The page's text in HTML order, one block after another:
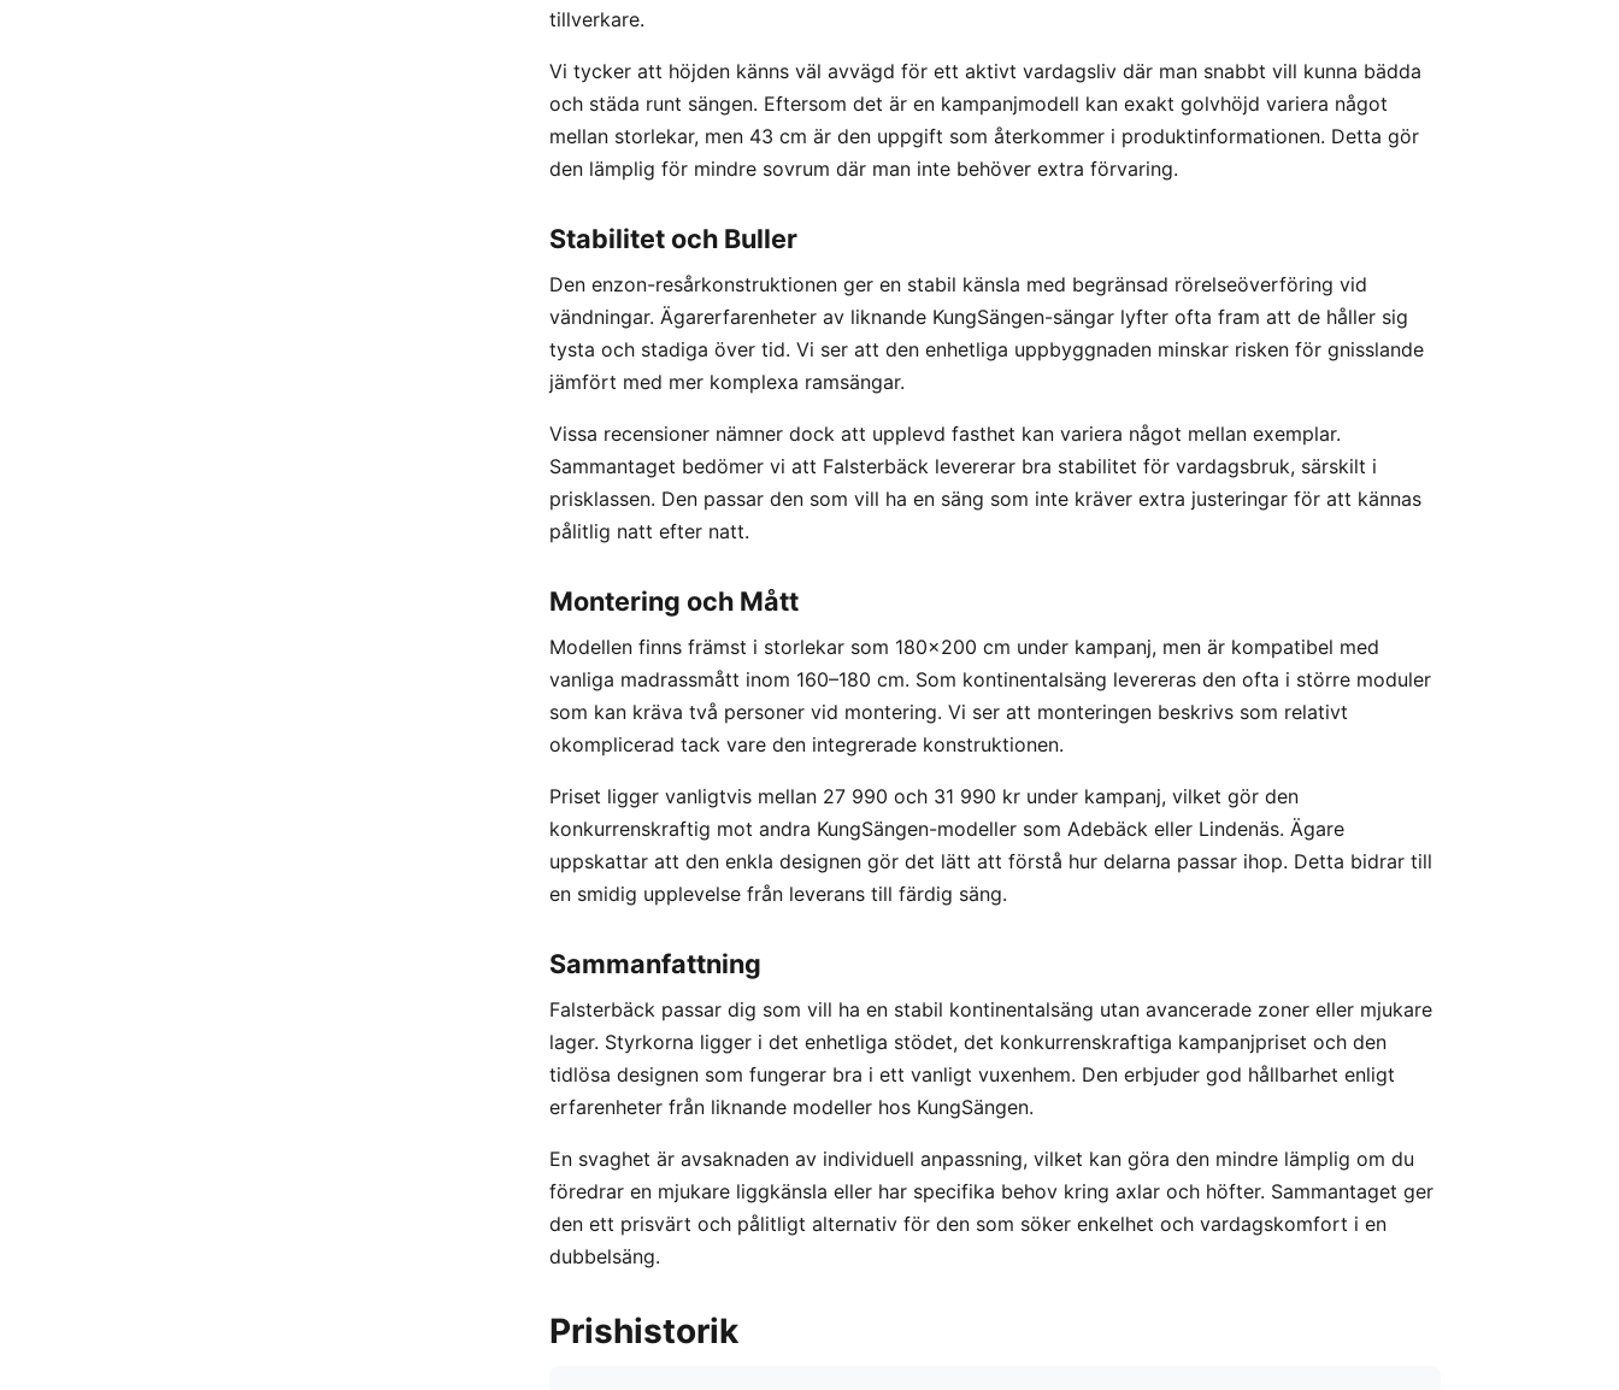
tillverkare.
Vi tycker att höjden känns väl avvägd för ett aktivt vardagsliv där man snabbt vill kunna bädda
och städa runt sängen. Eftersom det är en kampanjmodell kan exakt golvhöjd variera något
mellan storlekar, men 43 cm är den uppgift som återkommer i produktinformationen. Detta gör
den lämplig för mindre sovrum där man inte behöver extra förvaring.
Stabilitet och Buller
Den enzon-resårkonstruktionen ger en stabil känsla med begränsad rörelseöverföring vid
vändningar. Ägarerfarenheter av liknande KungSängen-sängar lyfter ofta fram att de håller sig
tysta och stadiga över tid. Vi ser att den enhetliga uppbyggnaden minskar risken för gnisslande
jämfört med mer komplexa ramsängar.
Vissa recensioner nämner dock att upplevd fasthet kan variera något mellan exemplar.
Sammantaget bedömer vi att Falsterbäck levererar bra stabilitet för vardagsbruk, särskilt i
prisklassen. Den passar den som vill ha en säng som inte kräver extra justeringar för att kännas
pålitlig natt efter natt.
Montering och Mått
Modellen finns främst i storlekar som 180x200 cm under kampanj, men är kompatibel med
vanliga madrassmått inom 160–180 cm. Som kontinentalsäng levereras den ofta i större moduler
som kan kräva två personer vid montering. Vi ser att monteringen beskrivs som relativt
okomplicerad tack vare den integrerade konstruktionen.
Priset ligger vanligtvis mellan 27 990 och 31 990 kr under kampanj, vilket gör den
konkurrenskraftig mot andra KungSängen-modeller som Adebäck eller Lindenäs. Ägare
uppskattar att den enkla designen gör det lätt att förstå hur delarna passar ihop. Detta bidrar till
en smidig upplevelse från leverans till färdig säng.
Sammanfattning
Falsterbäck passar dig som vill ha en stabil kontinentalsäng utan avancerade zoner eller mjukare
lager. Styrkorna ligger i det enhetliga stödet, det konkurrenskraftiga kampanjpriset och den
tidlösa designen som fungerar bra i ett vanligt vuxenhem. Den erbjuder god hållbarhet enligt
erfarenheter från liknande modeller hos KungSängen.
En svaghet är avsaknaden av individuell anpassning, vilket kan göra den mindre lämplig om du
föredrar en mjukare liggkänsla eller har specifika behov kring axlar och höfter. Sammantaget ger
den ett prisvärt och pålitligt alternativ för den som söker enkelhet och vardagskomfort i en
dubbelsäng.
Prishistorik